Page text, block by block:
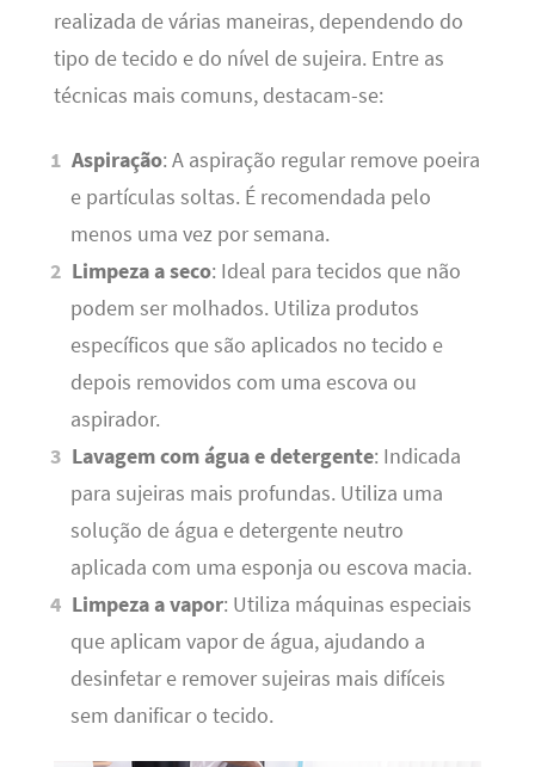
realizada de várias maneiras, dependendo do
tipo de tecido e do nível de sujeira. Entre as
técnicas mais comuns, destacam-se:
Aspiração: A aspiração regular remove poeira
e partículas soltas. É recomendada pelo
menos uma vez por semana.
Limpeza a seco: Ideal para tecidos que não
podem ser molhados. Utiliza produtos
específicos que são aplicados no tecido e
depois removidos com uma escova ou
aspirador.
Lavagem com água e detergente: Indicada
para sujeiras mais profundas. Utiliza uma
solução de água e detergente neutro
aplicada com uma esponja ou escova macia.
Limpeza a vapor: Utiliza máquinas especiais
que aplicam vapor de água, ajudando a
desinfetar e remover sujeiras mais difíceis
sem danificar o tecido.